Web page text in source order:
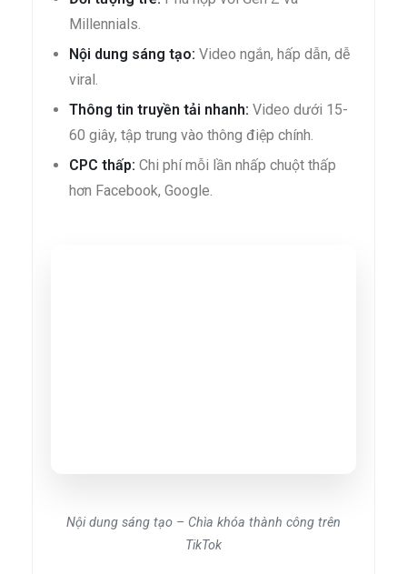
Millennials.
Nội dung sáng tạo: Video ngắn, hấp dẫn, dễ
viral.
Thông tin truyền tải nhanh: Video dưới 15-
60 giây, tập trung vào thông điệp chính.
CPC thấp: Chi phí mỗi lần nhấp chuột thấp
hơn Facebook, Google.
Nội dung sáng tạo – Chìa khóa thành công trên
TikTok